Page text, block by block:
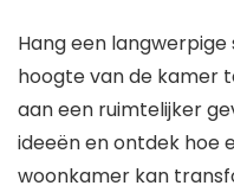
Hang een
hoogte van de kamer
aan een ruimtelijker
ideeën en ontdek hoe
woonkamer kan